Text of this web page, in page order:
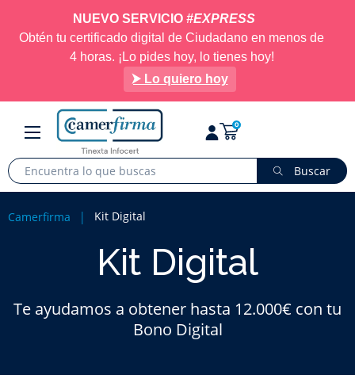
NUEVO SERVICIO #EXPRESS
Obtén tu certificado digital de Ciudadano en menos de
4 horas. ¡Lo pides hoy, lo tienes hoy!
⮞ Lo quiero hoy
Navegación
de
palanca
☰ 0
Buscar
Camerfirma Kit Digital
Kit Digital
Te ayudamos a obtener hasta 12.000€ con tu
Bono Digital